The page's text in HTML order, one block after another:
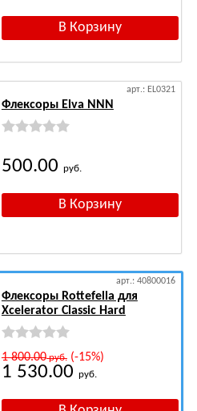
арт.: EL0321
Флексоры Elva NNN
500.00 руб.
арт.: 40800016
Флексоры Rottefella для
Xcelerator Classic Hard
1 800.00руб.(-15%)
1 530.00 руб.